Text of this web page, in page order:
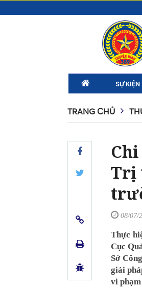
SỰ KIỆN
TRANG CHỦ
Trị
08/07/
Thực
Cục
Sở
giải
vi